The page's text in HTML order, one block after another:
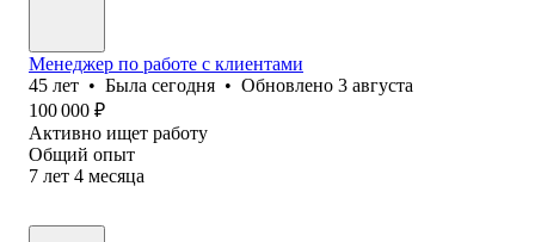
Менеджер по работе с клиентами
45 лет • Была сегодня • Обновлено 3 августа
100 000 ₽
Активно ищет работу
Общий опыт
7 лет 4 месяца